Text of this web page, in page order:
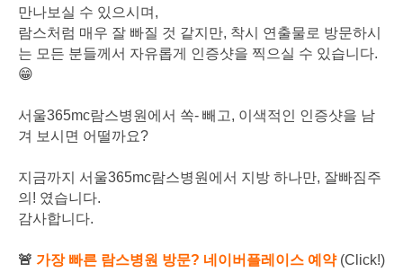
만나보실 수 있으시며,
람스처럼 매우 잘 빠질 것 같지만, 착시 연출물로 방문하시
는 모든 분들께서 자유롭게 인증샷을 찍으실 수 있습니다.
😁
서울365mc람스병원에서 쏙- 빼고, 이색적인 인증샷을 남
겨 보시면 어떨까요?
지금까지 서울365mc람스병원에서 지방 하나만, 잘빠짐주
의! 였습니다.
감사합니다.
🚨 가장 빠른 람스병원 방문? 네이버플레이스 예약 (Click!)